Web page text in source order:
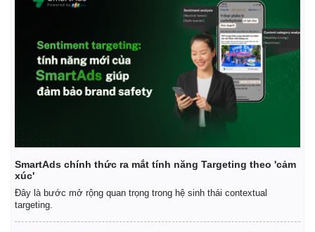
SmartAds chính thức ra mắt tính năng Targeting theo 'cảm
xúc'
Đây là bước mở rộng quan trọng trong hệ sinh thái contextual
targeting.